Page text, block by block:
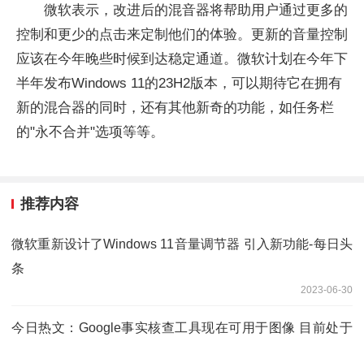
微软表示，改进后的混音器将帮助用户通过更多的
控制和更少的点击来定制他们的体验。更新的音量控制
应该在今年晚些时候到达稳定通道。微软计划在今年下
半年发布Windows 11的23H2版本，可以期待它在拥有
新的混合器的同时，还有其他新奇的功能，如任务栏
的"永不合并"选项等等。
推荐内容
微软重新设计了Windows 11音量调节器 引入新功能-每日头
条
2023-06-30
今日热文：Google事实核查工具现在可用于图像 目前处于